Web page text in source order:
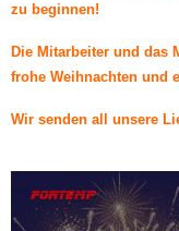
zu beginnen!
Die Mitarbeiter und das
frohe Weihnachten und
Wir senden all unsere